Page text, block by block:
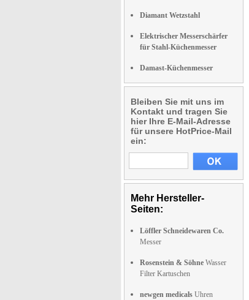
Diamant Wetzstahl
Elektrischer Messerschärfer
für Stahl-Küchenmesser
Damast-Küchenmesser
Bleiben Sie mit uns im
Kontakt und tragen Sie
hier Ihre E-Mail-Adresse
für unsere HotPrice-Mail
ein:
Mehr Hersteller-
Seiten:
Löffler Schneidewaren Co.
Messer
Rosenstein & Söhne Wasser
Filter Kartuschen
newgen medicals Uhren